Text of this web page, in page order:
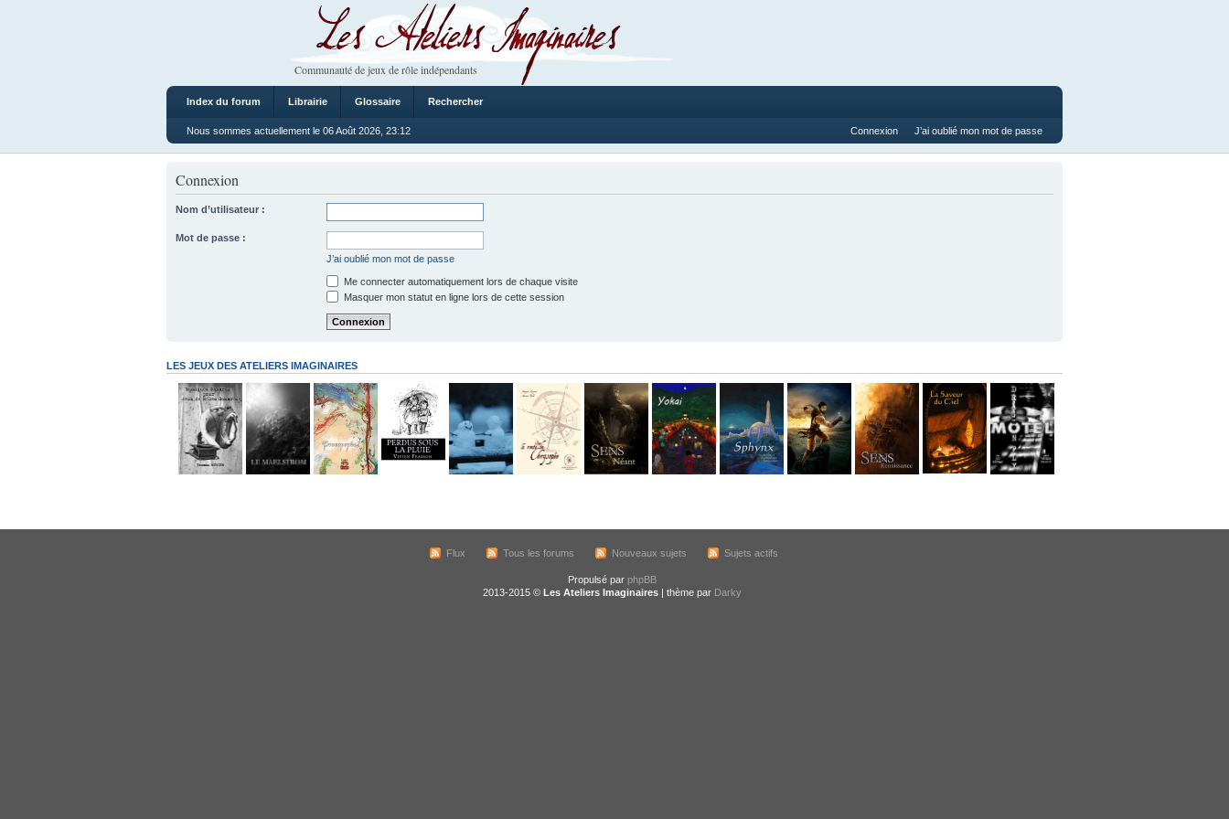
Les Ateliers Imaginaires
Communauté de jeux de rôle indépendants
Index du forum Librairie Glossaire Rechercher
Nous sommes actuellement le 06 Août 2026, 23:12 Connexion J’ai oublié mon mot de passe
Connexion
Nom d’utilisateur :
Mot de passe :
J’ai oublié mon mot de passe
Me connecter automatiquement lors de chaque visite
Masquer mon statut en ligne lors de cette session
LES JEUX DES ATELIERS IMAGINAIRES
Flux Tous les forums Nouveaux sujets Sujets actifs
Propulsé par phpBB
2013-2015 © Les Ateliers Imaginaires | thème par Darky